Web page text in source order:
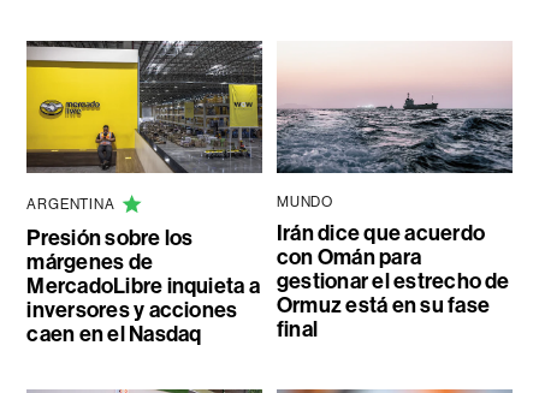
ARGENTINA
Presión sobre los
márgenes de
MercadoLibre inquieta a
inversores y acciones
caen en el Nasdaq
MUNDO
Irán dice que acuerdo
con Omán para
gestionar el estrecho de
Ormuz está en su fase
final